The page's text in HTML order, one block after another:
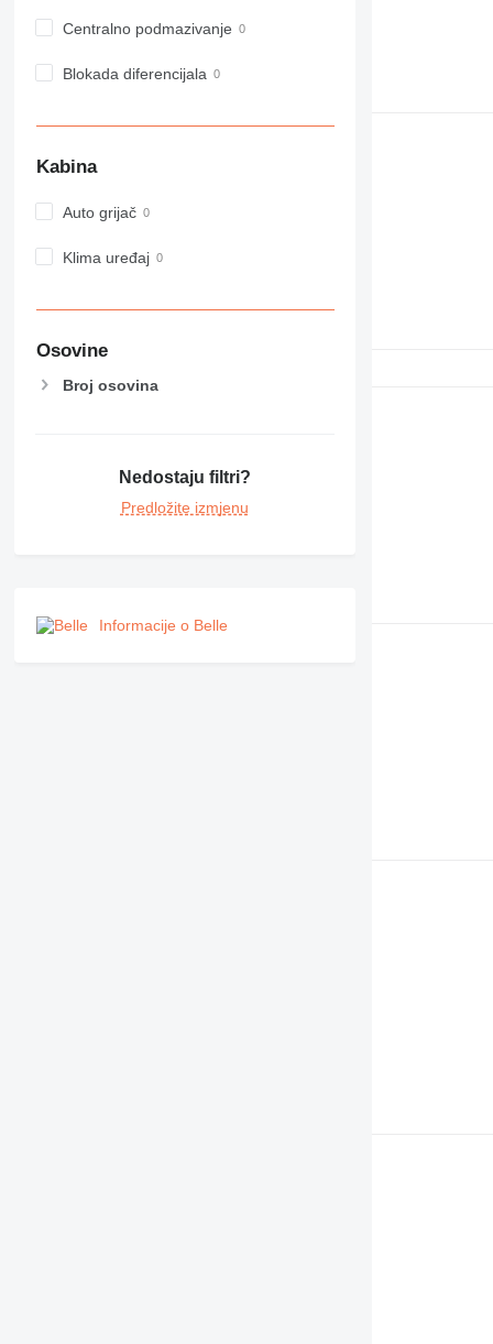
992
C-series
CS
F-series
IT
MH
NR
Centralno podmazivanje
Blokada diferencijala
Kabina
Auto grijač
Klima uređaj
Osovine
Broj osovina
Nedostaju filtri?
Predložite izmjenu
Informacije o Belle